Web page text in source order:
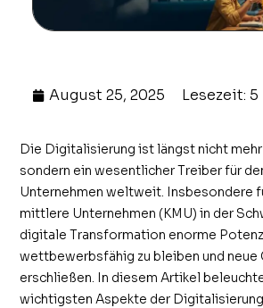
August 25, 2025 Lesezeit: 5
Die Digitalisierung ist längst nicht mehr
sondern ein wesentlicher Treiber für
Unternehmen weltweit. Insbesondere
mittlere Unternehmen (KMU) in der
digitale Transformation enorme
wettbewerbsfähig zu bleiben und neue
erschließen. In diesem Artikel
wichtigsten Aspekte der